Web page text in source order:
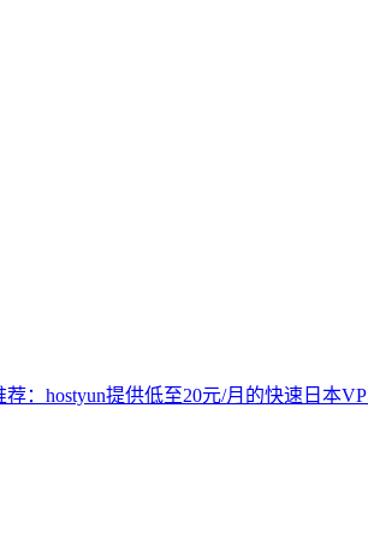
荐：hostyun提供低至20元/月的快速日本